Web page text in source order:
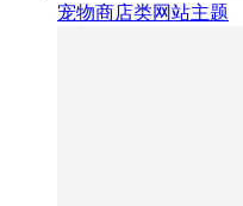
宠物商店类网站主题